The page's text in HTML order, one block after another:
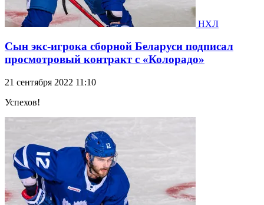
НХЛ
Сын экс-игрока сборной Беларуси подписал
просмотровый контракт с «Колорадо»
21 сентября 2022 11:10
Успехов!